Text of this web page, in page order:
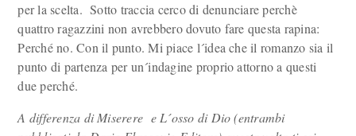
per la scelta. Sotto traccia cerco di denunciare perchè
quattro ragazzini non avrebbero dovuto fare questa rapina:
Perché no. Con il punto. Mi piace l´idea che il romanzo sia il
punto di partenza per un´indagine proprio attorno a questi
due perché.
A differenza di Miserere e L´osso di Dio (entrambi